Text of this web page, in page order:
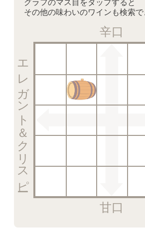
グラフのマス目をタップすると
その他の味わいのワインも検索で
辛口
甘口
エレガント＆クリスピー